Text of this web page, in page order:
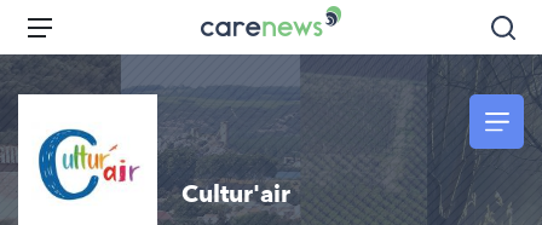
Aller
contenu
principal
Carenews,
Le
des
acteurs
l'engagement
Menu
Cultur'air